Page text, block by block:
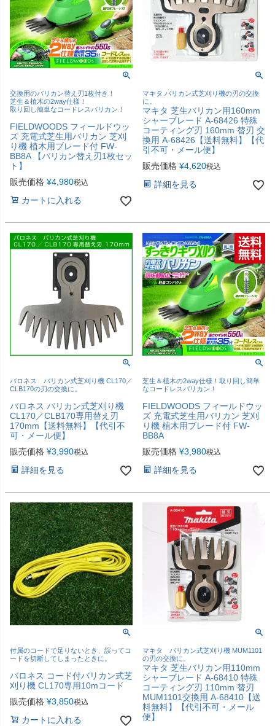
交換用のバリカン替え刃1枚付き！
芝生＆植木の2way仕様！
取り回し簡単なコードレスバリカン！
FIELDWOODS フィールドウッ
ズ 充電式芝生用バリカン 芝刈
り機 植木用ブレード付 FW-
BB8A 【バリカン替え刃1枚セッ
ト】
販売価格 ¥4,980税込
カートに入れる
マキタ バリカン式芝刈り機の刃の交換
に。
マキタ 芝生バリカン用160mm
シャーブレード A-68426 特殊
コーティング刃 160mm 替刃 交
換用 A-68426【送料無料】【代
引不可・メール便】
販売価格 ¥4,620税込
詳細を見る
バロネス バリカン式芝刈り機 CL170／
CLB170の刃の交換に。
バロネス バリカン式芝刈り機
CL170／CLB170専用替え刃
170mm【送料無料】【代引不
可・メール便】
販売価格 ¥3,990税込
詳細を見る
芝生＆植木の2way仕様！取り回し簡単
なコードレスバリカン！
FIELDWOODS フィールドウッ
ズ 充電式芝生用バリカン 芝刈
り機 植木用ブレード付 FW-
BB8A
販売価格 ¥3,980税込
詳細を見る
付属のコードで足りないとき、誤ってコ
ードを切断してしまったときに。
バロネス コード付バリカン式芝
刈り機 CL170専用10mコード
販売価格 ¥3,850税込
カートに入れる
マキタ バリカン式芝刈り機 MUM1101
の刃の交換に。
マキタ 芝生バリカン用110mm
シャーブレード A-68410 特殊
コーティング刃 110mm 替刃
MUM1101交換用 A-68410【送
料無料】【代引不可・メール
便】